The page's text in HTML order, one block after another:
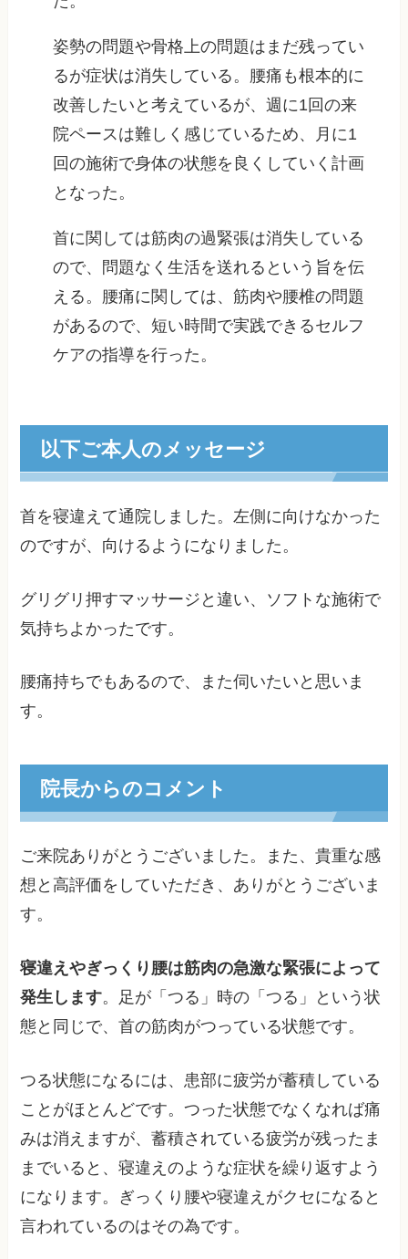
姿勢の問題や骨格上の問題はまだ残ってい
るが症状は消失している。腰痛も根本的に
改善したいと考えているが、週に1回の来
院ペースは難しく感じているため、月に1
回の施術で身体の状態を良くしていく計画
となった。
首に関しては筋肉の過緊張は消失している
ので、問題なく生活を送れるという旨を伝
える。腰痛に関しては、筋肉や腰椎の問題
があるので、短い時間で実践できるセルフ
ケアの指導を行った。
以下ご本人のメッセージ
首を寝違えて通院しました。左側に向けなかった
のですが、向けるようになりました。
グリグリ押すマッサージと違い、ソフトな施術で
気持ちよかったです。
腰痛持ちでもあるので、また伺いたいと思いま
す。
院長からのコメント
ご来院ありがとうございました。また、貴重な感
想と高評価をしていただき、ありがとうございま
す。
寝違えやぎっくり腰は筋肉の急激な緊張によって
発生します。足が「つる」時の「つる」という状
態と同じで、首の筋肉がつっている状態です。
つる状態になるには、患部に疲労が蓄積している
ことがほとんどです。つった状態でなくなれば痛
みは消えますが、蓄積されている疲労が残ったま
までいると、寝違えのような症状を繰り返すよう
になります。ぎっくり腰や寝違えがクセになると
言われているのはその為です。